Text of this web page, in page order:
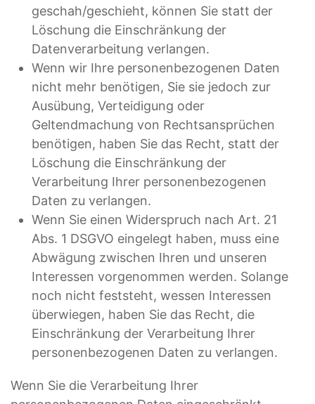
geschah/geschieht, können Sie statt der
Löschung die Einschränkung der
Datenverarbeitung verlangen.
Wenn wir Ihre personenbezogenen Daten
nicht mehr benötigen, Sie sie jedoch zur
Ausübung, Verteidigung oder
Geltendmachung von Rechtsansprüchen
benötigen, haben Sie das Recht, statt der
Löschung die Einschränkung der
Verarbeitung Ihrer personenbezogenen
Daten zu verlangen.
Wenn Sie einen Widerspruch nach Art. 21
Abs. 1 DSGVO eingelegt haben, muss eine
Abwägung zwischen Ihren und unseren
Interessen vorgenommen werden. Solange
noch nicht feststeht, wessen Interessen
überwiegen, haben Sie das Recht, die
Einschränkung der Verarbeitung Ihrer
personenbezogenen Daten zu verlangen.
Wenn Sie die Verarbeitung Ihrer